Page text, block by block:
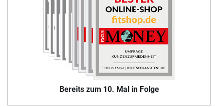
Bereits zum 10. Mal in Folge